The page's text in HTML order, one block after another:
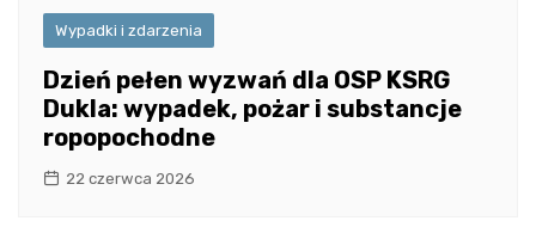
Wypadki i zdarzenia
Dzień pełen wyzwań dla OSP KSRG
Dukla: wypadek, pożar i substancje
ropopochodne
22 czerwca 2026